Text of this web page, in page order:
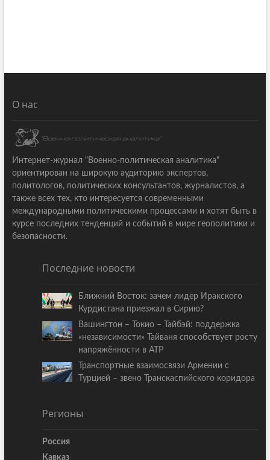
О нас
Интернет-журнал "Военно-политическая аналитика"
ориентирован на широкую аудиторию экспертов,
политологов, политических консультантов, журналистов, а
также всех тех, кто интересуется современными
международными политическими процессами и хотят быть в
курсе последних тенденций и событий в мире геополитики и
безопасности.
Последние новости
Ближний Восток: зачем лидер Иракского
Курдистана приезжал в Сирию?
Вашингтон – Токио – Тайбэй: поддержка
«независимости» Тайваня способствует росту
напряжённости в АТР
Транспортные взаимосвязи Армении с
Турцией – звено Транскаспийского коридора
Регионы
Россия
Кавказ